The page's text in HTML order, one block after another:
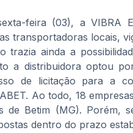
feira (03), a VIBRA
transportadoras locais,
trazia ainda a
a distribuidora optou
de licitação para a
Ao todo, 18
de Betim (MG). Porém,
dentro do prazo